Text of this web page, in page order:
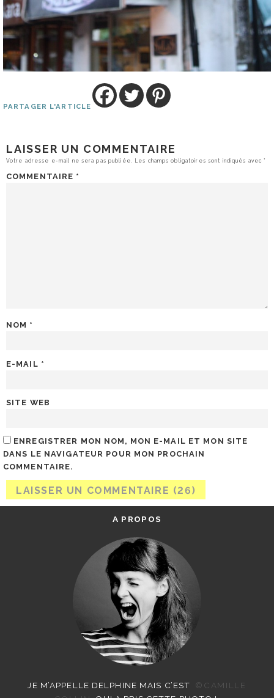
PARTAGER L'ARTICLE
LAISSER UN COMMENTAIRE
Votre adresse e-mail ne sera pas publiée. Les champs obligatoires sont indiqués avec*
COMMENTAIRE *
NOM *
E-MAIL *
SITE WEB
ENREGISTRER MON NOM, MON E-MAIL ET MON SITE
DANS LE NAVIGATEUR POUR MON PROCHAIN
COMMENTAIRE.
A PROPOS
JE M’APPELLE DELPHINE MAIS C’EST
©CAMILLE